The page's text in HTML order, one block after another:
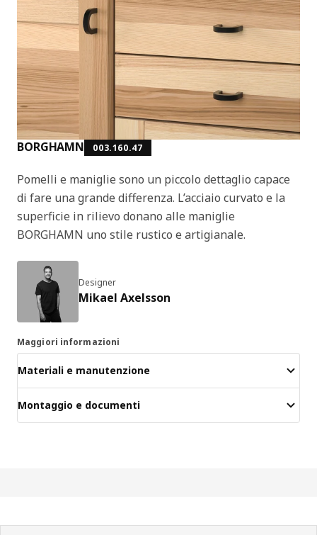
BORGHAMN 003.160.47
Pomelli e maniglie sono un piccolo dettaglio capace
di fare una grande differenza. L’acciaio curvato e la
superficie in rilievo donano alle maniglie
BORGHAMN uno stile rustico e artigianale.
Designer
Mikael Axelsson
Maggiori informazioni
Materiali e manutenzione
Montaggio e documenti